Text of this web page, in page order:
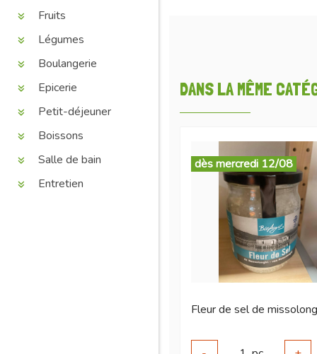
Fruits
Légumes
Boulangerie
Epicerie
Petit-déjeuner
Boissons
Salle de bain
Entretien
DANS LA MÊME
dès mercredi 12/08